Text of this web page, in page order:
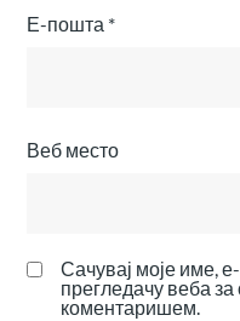
Е-пошта *
Веб место
Сачувај моје име,
прегледачу веба
коментаришем.